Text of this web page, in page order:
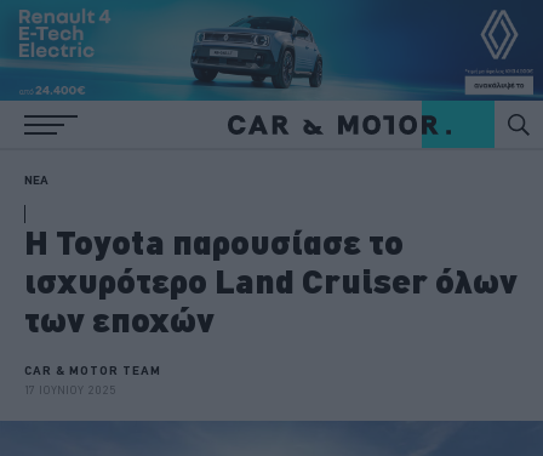
ΝΕΑ
Η Toyota παρουσίασε το
ισχυρότερο Land Cruiser όλων
των εποχών
CAR & MOTOR TEAM
17 ΙΟΥΝΙΟΥ 2025